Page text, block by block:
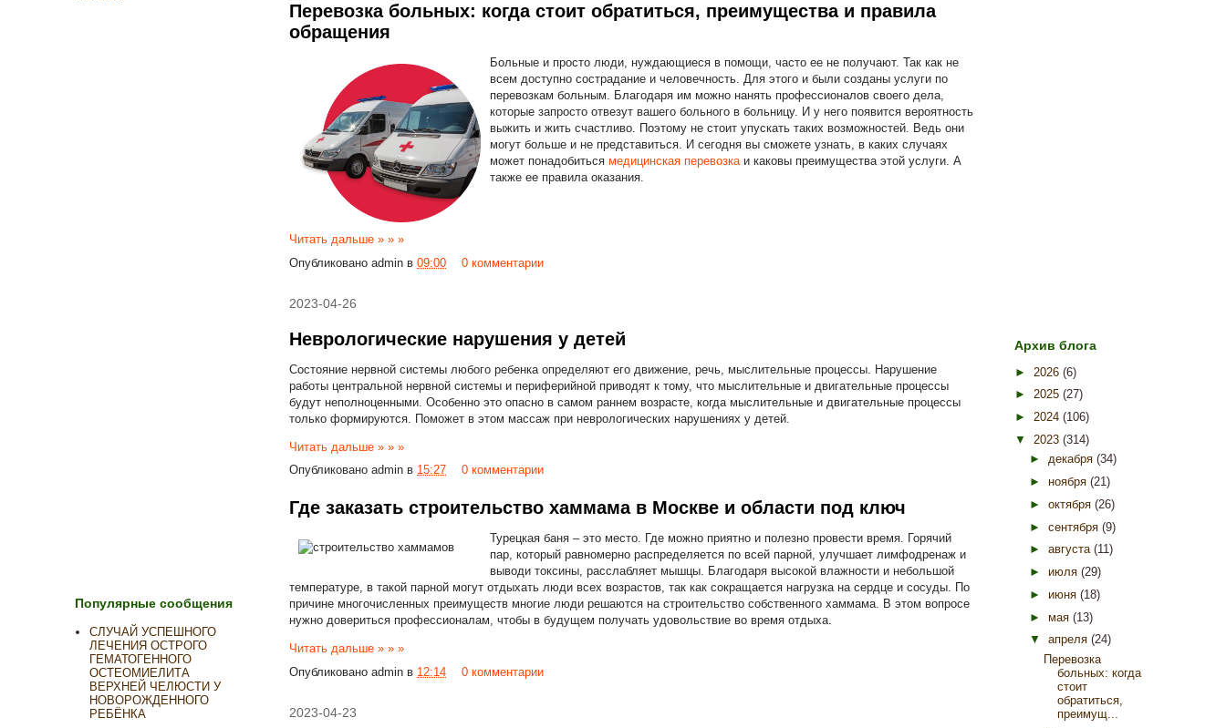
Перевозка больных: когда стоит обратиться, преимущества и правила
обращения
Больные и просто люди, нуждающиеся в помощи, часто ее не получают. Так как не
всем доступно сострадание и человечность. Для этого и были созданы услуги по
перевозкам больным. Благодаря им можно нанять профессионалов своего дела,
которые запросто отвезут вашего больного в больницу. И у него появится вероятность
выжить и жить счастливо. Поэтому не стоит упускать таких возможностей. Ведь они
могут больше и не представиться. И сегодня вы сможете узнать, в каких случаях
может понадобиться медицинская перевозкаи каковы преимущества этой услуги. А
также ее правила оказания.
Читать дальше » » »
Опубликовано admin в 09:00 0 комментарии
2023-04-26
Неврологические нарушения у детей
Состояние нервной системы любого ребенка определяют его движение, речь, мыслительные процессы. Нарушение
работы центральной нервной системы и периферийной приводят к тому, что мыслительные и двигательные процессы
будут неполноценными. Особенно это опасно в самом раннем возрасте, когда мыслительные и двигательные процессы
только формируются. Поможет в этом массаж при неврологических нарушениях у детей.
Читать дальше » » »
Опубликовано admin в 15:27 0 комментарии
Где заказать строительство хаммама в Москве и области под ключ
Турецкая баня – это место. Где можно приятно и полезно провести время. Горячий
пар, который равномерно распределяется по всей парной, улучшает лимфодренаж и
выводи токсины, расслабляет мышцы. Благодаря высокой влажности и небольшой
температуре, в такой парной могут отдыхать люди всех возрастов, так как сокращается нагрузка на сердце и сосуды. По
причине многочисленных преимуществ многие люди решаются на строительство собственного хаммама. В этом вопросе
нужно довериться профессионалам, чтобы в будущем получать удовольствие во время отдыха.
Читать дальше » » »
Опубликовано admin в 12:14 0 комментарии
2023-04-23
Популярные сообщения
СЛУЧАЙ УСПЕШНОГО
ЛЕЧЕНИЯ ОСТРОГО
ГЕМАТОГЕННОГО
ОСТЕОМИЕЛИТА
ВЕРХНЕЙ ЧЕЛЮСТИ У
НОВОРОЖДЕННОГО
РЕБЁНКА
Архив блога
► 2026 (6)
► 2025 (27)
► 2024 (106)
▼ 2023 (314)
► декабря (34)
► ноября (21)
► октября (26)
► сентября (9)
► августа (11)
► июля (29)
► июня (18)
► мая (13)
▼ апреля (24)
Перевозка
больных: когда
стоит
обратиться,
преимущ...